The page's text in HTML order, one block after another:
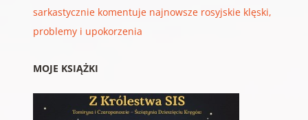
sarkastycznie komentuje najnowsze rosyjskie klęski,
problemy i upokorzenia
MOJE KSIĄŻKI